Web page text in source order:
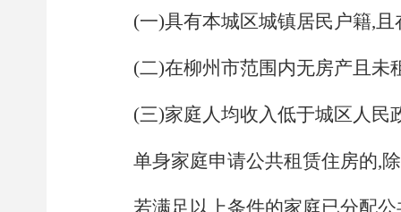
(一)具有本城区城镇居民户籍,
(二)在柳州市范围内无房产且未
(三)家庭人均收入低于城区人民
单身家庭申请公共租赁住房的,
若满足以上条件的家庭已分配